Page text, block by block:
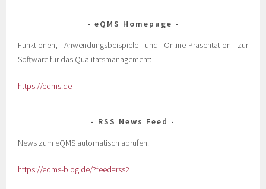
eQMS Homepage
Funktionen, Anwendungsbeispiele und Online-Präsentation zur
Software für das Qualitätsmanagement:
https://eqms.de
RSS News Feed
News zum eQMS automatisch abrufen:
https://eqms-blog.de/?feed=rss2